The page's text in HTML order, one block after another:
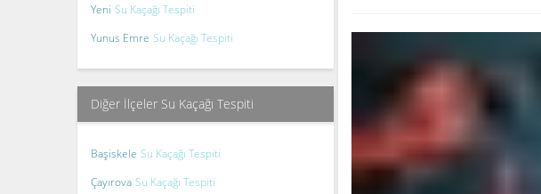
Yeni Su Kaçağı Tespiti
Yunus Emre Su Kaçağı Tespiti
Diğer İlçeler Su Kaçağı Tespiti
Başiskele Su Kaçağı Tespiti
Çayırova Su Kaçağı Tespiti